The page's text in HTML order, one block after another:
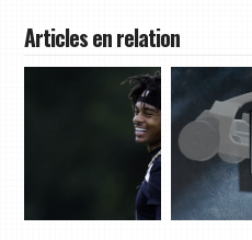
Articles en relation